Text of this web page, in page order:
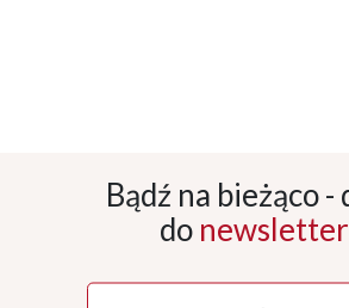
Bądź na bieżąco -
do